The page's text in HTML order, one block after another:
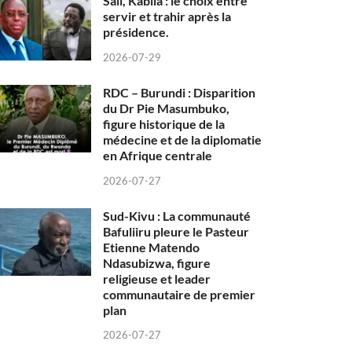
servir et trahir après la
présidence.
2026-07-29
RDC – Burundi : Disparition
du Dr Pie Masumbuko,
figure historique de la
médecine et de la diplomatie
en Afrique centrale
2026-07-27
Sud-Kivu : La communauté
Bafuliiru pleure le Pasteur
Etienne Matendo
Ndasubizwa, figure
religieuse et leader
communautaire de premier
plan
2026-07-27